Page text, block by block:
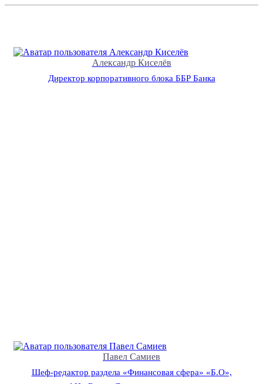
Александр Киселёв
Директор корпоративного блока ББР Банка
Павел Самиев
Шеф-редактор раздела «Финансовая сфера» «Б.О»,